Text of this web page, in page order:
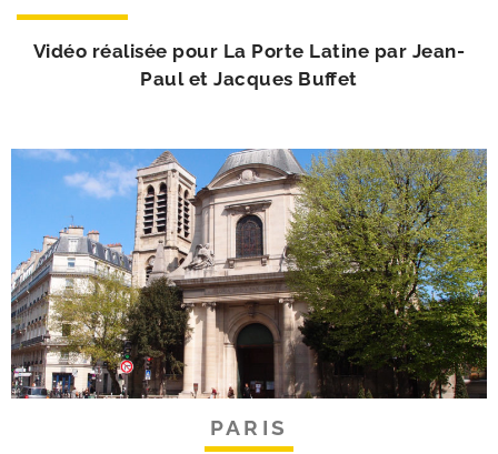
Vidéo réa­li­sée pour La Porte Latine par Jean-​
Paul et Jacques Buffet
PARIS